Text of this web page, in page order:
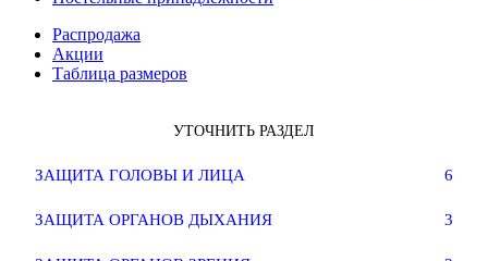
Распродажа
Акции
Таблица размеров
УТОЧНИТЬ РАЗДЕЛ
ЗАЩИТА ГОЛОВЫ И ЛИЦА 6
ЗАЩИТА ОРГАНОВ ДЫХАНИЯ 3